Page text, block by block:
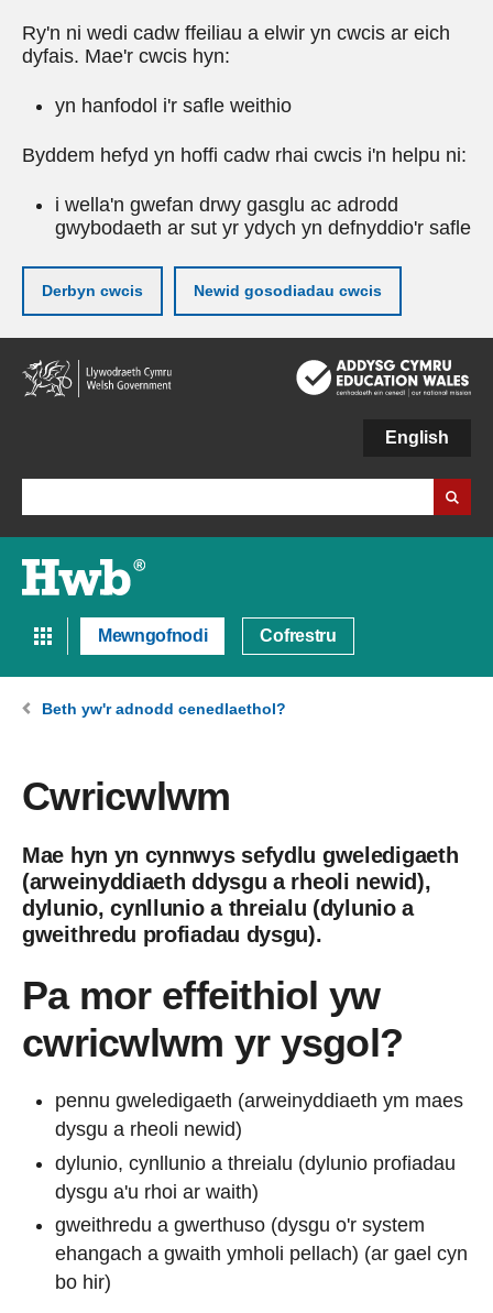
Ry'n ni wedi cadw ffeiliau a elwir yn cwcis ar eich
dyfais. Mae'r cwcis hyn:
yn hanfodol i'r safle weithio
Byddem hefyd yn hoffi cadw rhai cwcis i'n helpu ni:
i wella'n gwefan drwy gasglu ac adrodd
gwybodaeth ar sut yr ydych yn defnyddio'r safle
Derbyn cwcis Newid gosodiadau cwcis
Neidio
i'r
prif
English
Mewngofnodi Cofrestru
Beth yw'r adnodd cenedlaethol?
Cwricwlwm
Mae hyn yn cynnwys sefydlu gweledigaeth
(arweinyddiaeth ddysgu a rheoli newid),
dylunio, cynllunio a threialu (dylunio a
gweithredu profiadau dysgu).
Pa mor effeithiol yw
cwricwlwm yr ysgol?
pennu gweledigaeth (arweinyddiaeth ym maes
dysgu a rheoli newid)
dylunio, cynllunio a threialu (dylunio profiadau
dysgu a'u rhoi ar waith)
gweithredu a gwerthuso (dysgu o'r system
ehangach a gwaith ymholi pellach) (ar gael cyn
bo hir)